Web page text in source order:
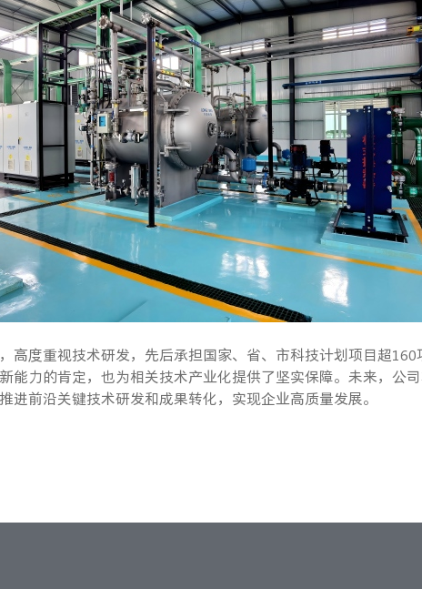
度重视技术研发，先后承担国家、省、市科技计划项目超
能力的肯定，也为相关技术产业化提供了坚实保障。未来，公
前沿关键技术研发和成果转化，实现企业高质量发展。